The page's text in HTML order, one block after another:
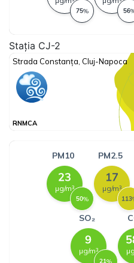
Stația CJ-2